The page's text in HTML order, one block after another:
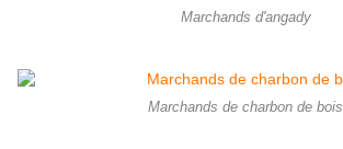
Marchands d'angady
Marchands de charbon de bois